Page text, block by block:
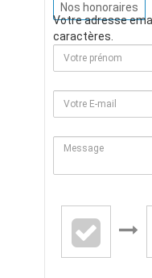
Nos honoraires
Votre adresse
caractères.